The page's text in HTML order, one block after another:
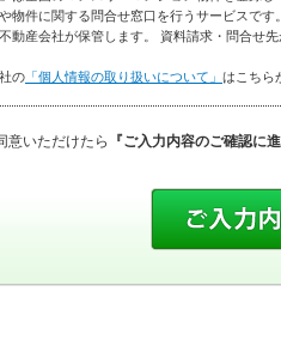
物件に関する問合せ窓口を行うサービスで
動産会社が保管します。 資料請求・問合せ
の 「個人情報の取り扱いについて」 はこちら
意いただけたら 『ご入力内容のご確認に